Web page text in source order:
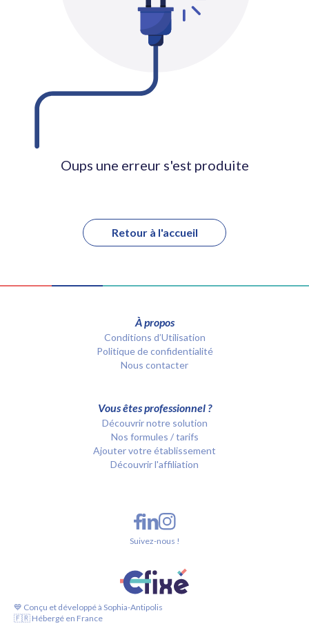
Oups une erreur s'est produite
Retour à l'accueil
À propos
Conditions d’Utilisation
Politique de confidentialité
Nous contacter
Vous êtes professionnel ?
Découvrir notre solution
Nos formules / tarifs
Ajouter votre établissement
Découvrir l'affiliation
💙 Conçu et développé à Sophia-Antipolis
🇫🇷 Hébergé en France
Suivez-nous !